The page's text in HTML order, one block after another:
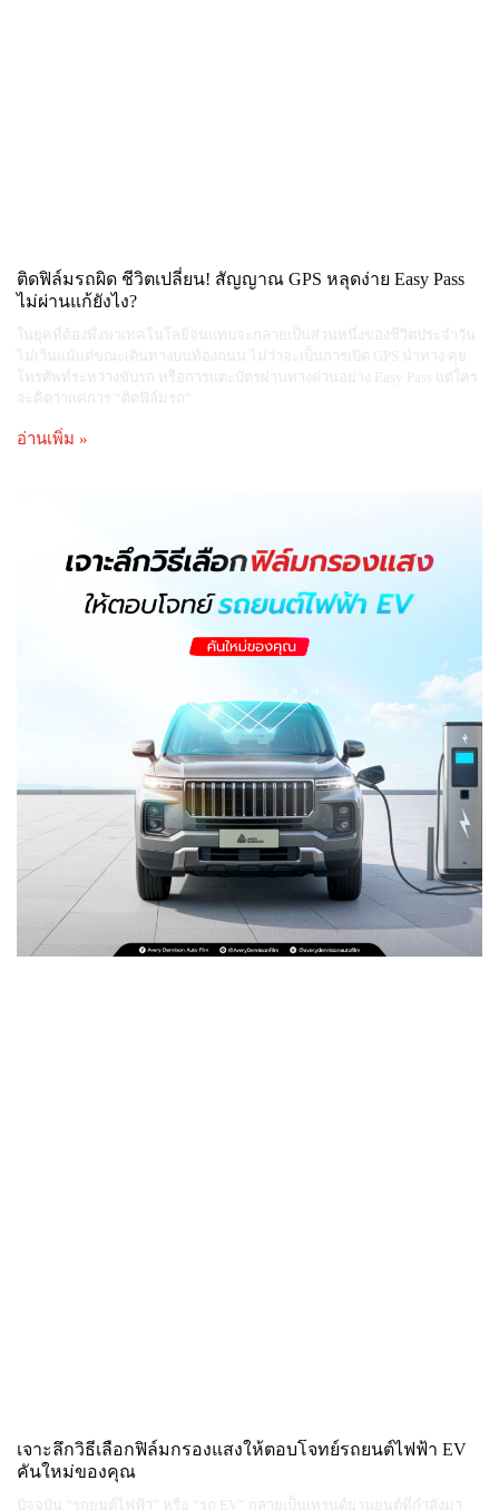
ติดฟิล์มรถผิด ชีวิตเปลี่ยน! สัญญาณ GPS หลุดง่าย Easy Pass
ไม่ผ่านแก้ยังไง?
ในยุคที่ต้องพึ่งพาเทคโนโลยีจนแทบจะกลายเป็นส่วนหนึ่งของชีวิตประจำวัน
ไม่เว้นแม้แต่ขณะเดินทางบนท้องถนน ไม่ว่าจะเป็นการเปิด GPS นำทาง คุย
โทรศัพท์ระหว่างขับรถ หรือการแตะบัตรผ่านทางด่วนอย่าง Easy Pass แต่ใคร
จะคิดว่าแค่การ “ติดฟิล์มรถ”
อ่านเพิ่ม »
เจาะลึกวิธีเลือกฟิล์มกรองแสงให้ตอบโจทย์รถยนต์ไฟฟ้า EV
คันใหม่ของคุณ
ปัจจุบัน “รถยนต์ไฟฟ้า” หรือ “รถ EV” กลายเป็นเทรนด์ยานยนต์ที่กำลังมา